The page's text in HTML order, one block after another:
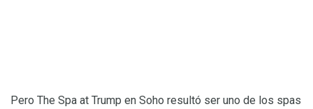
Pero The Spa at Trump en Soho resultó ser uno de los spas